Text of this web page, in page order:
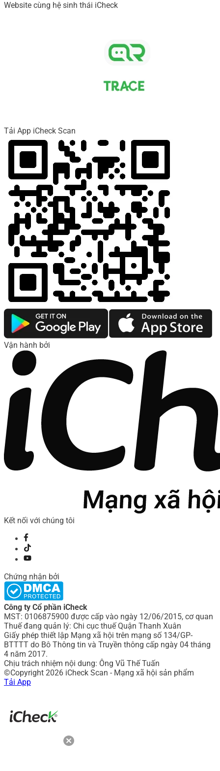
Website cùng hệ sinh thái iCheck
Tải App iCheck Scan
Vận hành bởi
Kết nối với chúng tôi
Chứng nhận bởi
Công ty Cổ phần iCheck
MST: 0106875900 được cấp vào ngày 12/06/2015, cơ quan
Thuế đang quản lý: Chi cục thuế Quận Thanh Xuân
Giấy phép thiết lập Mạng xã hội trên mạng số 134/GP-
BTTTT do Bô Thông tin và Truyền thông cấp ngày 04 tháng
4 năm 2017.
Chịu trách nhiệm nội dung: Ông Vũ Thế Tuấn
©Copyright 2026 iCheck Scan - Mạng xã hội sản phẩm
Tải App